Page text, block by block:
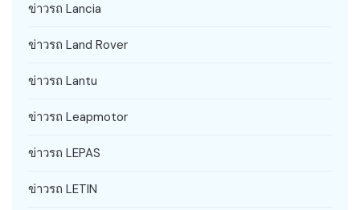
ข่าวรถ Lancia
ข่าวรถ Land Rover
ข่าวรถ Lantu
ข่าวรถ Leapmotor
ข่าวรถ LEPAS
ข่าวรถ LETIN